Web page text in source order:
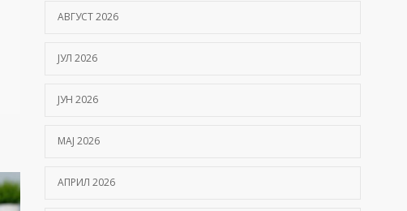
АВГУСТ 2026
ЈУЛ 2026
ЈУН 2026
МАЈ 2026
АПРИЛ 2026